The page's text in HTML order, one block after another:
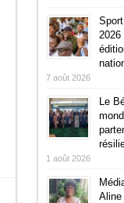
7 août 2026
Le
1 août 2026
Aline